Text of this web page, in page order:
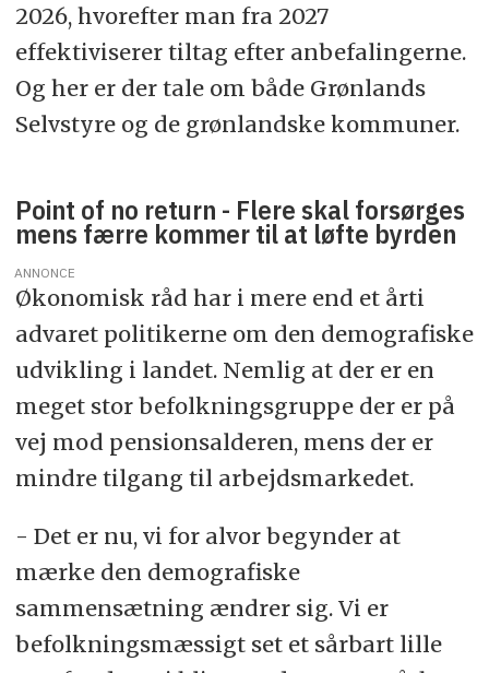
2026, hvorefter man fra 2027
effektiviserer tiltag efter anbefalingerne.
Og her er der tale om både Grønlands
Selvstyre og de grønlandske kommuner.
Point of no return - Flere skal forsørges
mens færre kommer til at løfte byrden
ANNONCE
Økonomisk råd har i mere end et årti
advaret politikerne om den demografiske
udvikling i landet. Nemlig at der er en
meget stor befolkningsgruppe der er på
vej mod pensionsalderen, mens der er
mindre tilgang til arbejdsmarkedet.
- Det er nu, vi for alvor begynder at
mærke den demografiske
sammensætning ændrer sig. Vi er
befolkningsmæssigt set et sårbart lille